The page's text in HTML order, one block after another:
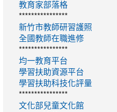
教育家部落格
****************
新竹市教師研習護照
全國教師在職進修
****************
均一教育平台
學習扶助資源平台
學習扶助科技化評量
****************
文化部兒童文化館